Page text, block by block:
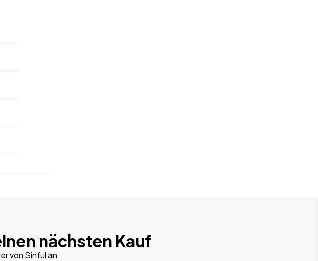
nächsten Kauf
von Sinful an